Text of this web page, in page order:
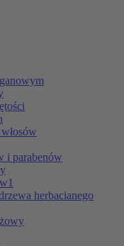
i parabenów
herbacianego